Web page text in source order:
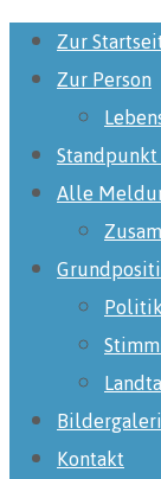
Zur
Zur Person
Alle
Kontakt